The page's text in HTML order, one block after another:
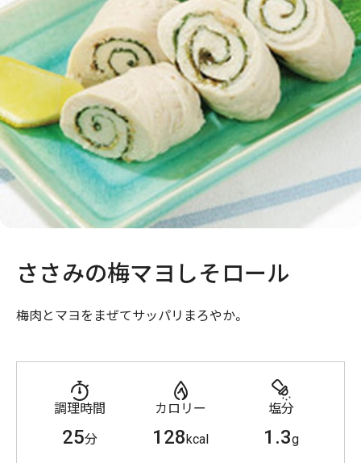
ささみの梅マヨしそロール
梅肉とマヨをまぜてサッパリまろやか。
調理時間
25分
カロリー
128kcal
塩分
1.3g